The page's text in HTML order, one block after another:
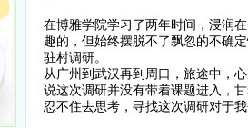
在博雅学院学习了两年时间，浸润
趣的，但始终摆脱不了飘忽的不确
驻村调研。
从广州到武汉再到周口，旅途中，
说这次调研并没有带着课题进入，
忍不住去思考，寻找这次调研对于